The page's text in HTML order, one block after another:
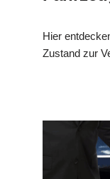
Hier
Zustand zur